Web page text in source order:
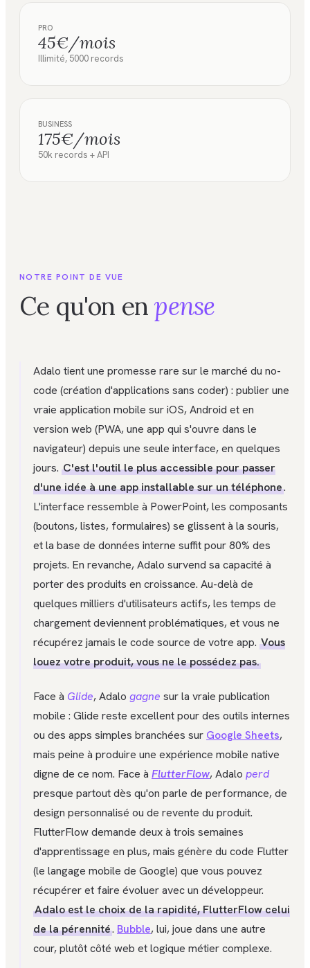
PRO
45€/mois
Illimité, 5000 records
BUSINESS
175€/mois
50k records + API
NOTRE POINT DE VUE
Ce qu'on enpense
Adalo tient une promesse rare sur le marché du no-
code (création d'applications sans coder) : publier une
vraie application mobile sur iOS, Android et en
version web (PWA, une app qui s'ouvre dans le
navigateur) depuis une seule interface, en quelques
jours. C'est l'outil le plus accessible pour passer
d'une idée à une app installable sur un téléphone.
L'interface ressemble à PowerPoint, les composants
(boutons, listes, formulaires) se glissent à la souris,
et la base de données interne suffit pour 80% des
projets. En revanche, Adalo survend sa capacité à
porter des produits en croissance. Au-delà de
quelques milliers d'utilisateurs actifs, les temps de
chargement deviennent problématiques, et vous ne
récupérez jamais le code source de votre app. Vous
louez votre produit, vous ne le possédez pas.
Face à Glide, Adalo gagne sur la vraie publication
mobile : Glide reste excellent pour des outils internes
ou des apps simples branchées sur Google Sheets,
mais peine à produire une expérience mobile native
digne de ce nom. Face à FlutterFlow, Adalo perd
presque partout dès qu'on parle de performance, de
design personnalisé ou de revente du produit.
FlutterFlow demande deux à trois semaines
d'apprentissage en plus, mais génère du code Flutter
(le langage mobile de Google) que vous pouvez
récupérer et faire évoluer avec un développeur.
Adalo est le choix de la rapidité, FlutterFlow celui
de la pérennité. Bubble, lui, joue dans une autre
cour, plutôt côté web et logique métier complexe.